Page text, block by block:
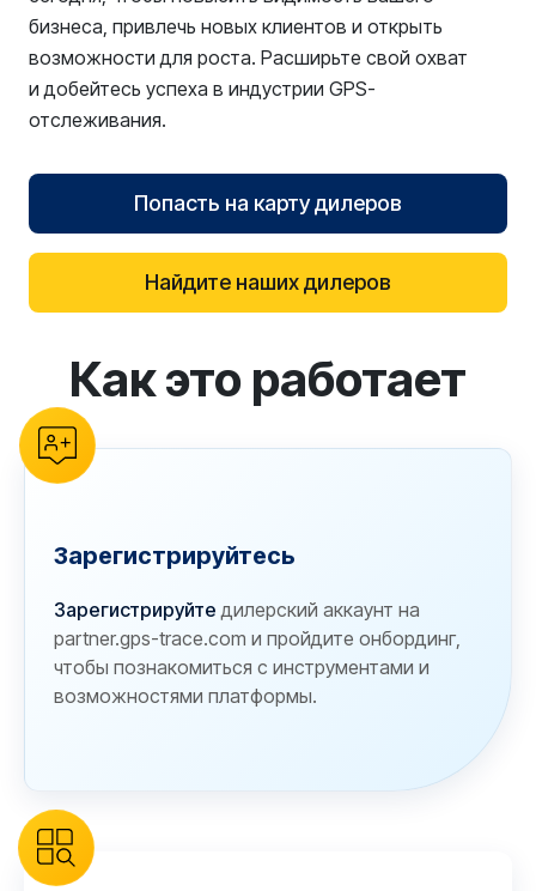
бизнеса, привлечь новых клиентов и открыть
возможности для роста. Расширьте свой охват
и добейтесь успеха в индустрии GPS-
отслеживания.
Попасть на карту дилеров
Найдите наших дилеров
reCAPTCHA verification
Как это работает
Зарегистрируйтесь
Зарегистрируйте дилерский аккаунт на
partner.gps-trace.com и пройдите онбординг,
чтобы познакомиться с инструментами и
возможностями платформы.